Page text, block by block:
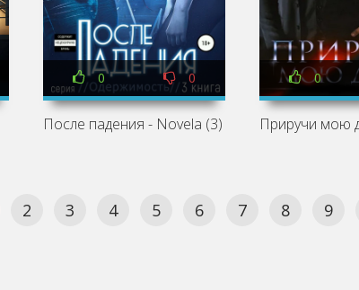
0 0
После падения - Novela (3)
0
2 3 4 5 6 7 8 9